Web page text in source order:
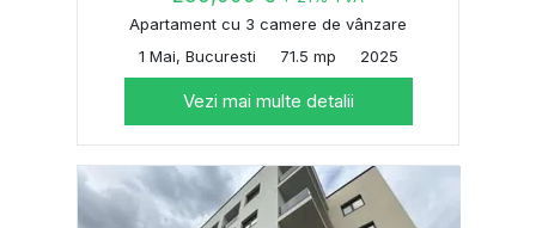
Apartament cu 3 camere de vânzare
1 Mai, Bucuresti
71.5 mp 2025
Vezi mai multe detalii